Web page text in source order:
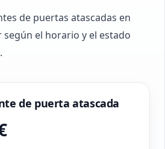
de puertas atascadas en
según el horario y el estado
de puerta atascada